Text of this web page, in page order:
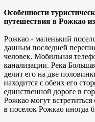
Особенности
путешествия в Рожкао
Рожкао - маленький
данным последней
человек. Мобильная
канализации. Река
делит его на две
находится с обеих его
единственной дороге в
Рожкао могут
в поселок Рожкао иногда